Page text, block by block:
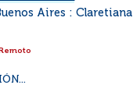
Aires : Claretiana